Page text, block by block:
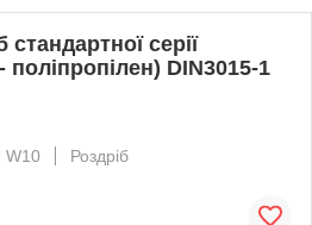
серії
поліпропілен) DIN3015-1
W10
Роздріб